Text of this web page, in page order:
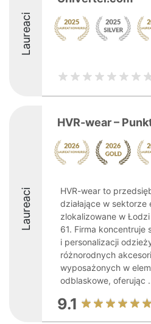
Laureaci
Laureaci
HVR-wear –
HVR-wear to
działające w sektorze
zlokalizowane w
61. Firma koncentruje
i personalizacji
różnorodnych
wyposażonych w
odblaskowe, oferując
9.1